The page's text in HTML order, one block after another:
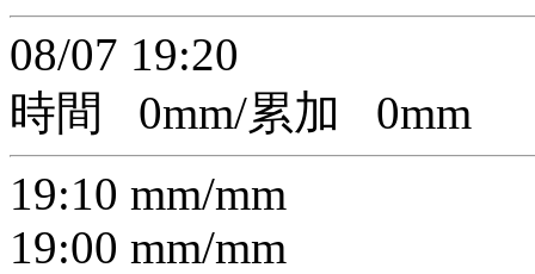
08/07 19:20
時間
0mm/累加 0mm
19:10 mm/mm
19:00 mm/mm